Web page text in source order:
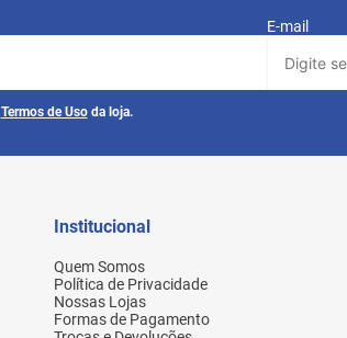
E-mail
Termos de Uso da loja.
Institucional
Quem Somos
Política de Privacidade
Nossas Lojas
Formas de Pagamento